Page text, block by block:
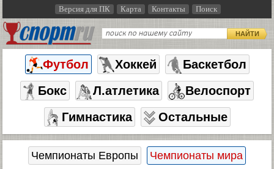
Версия для ПК Карта Контакты Поиск
НАЙТИ
Футбол Хоккей
Баскетбол
Бокс
Л.атлетика
Велоспорт
Гимнастика
Остальные
Чемпионаты Европы
Чемпионаты мира